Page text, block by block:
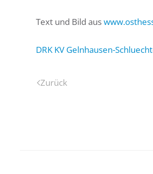
Text und Bild aus
DRK KV Gelnhausen-
Zurück